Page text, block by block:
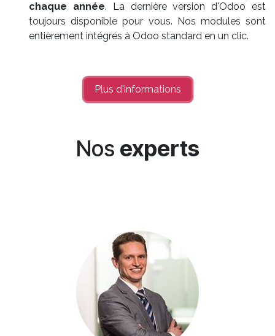
chaque année. La dernière version d'Odoo est
toujours disponible pour vous. Nos modules sont
entièrement intégrés à Odoo standard en un clic.
Plus d'informations
Nos experts